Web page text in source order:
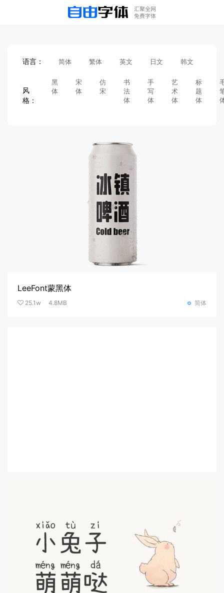
语言： 简体 繁体 英文 日文 韩文
风
格：
黑
体
宋
体
仿
宋
书
法
体
手
写
体
艺
术
体
标
题
体
LeeFont蒙黑体
25.1w 4.8MB 简体